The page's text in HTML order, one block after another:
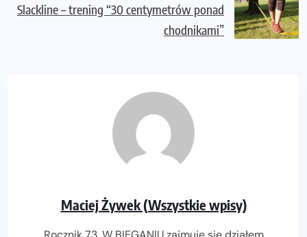
Slackline – trening “30 centymetrów ponad
chodnikami”
Maciej Żywek (Wszystkie wpisy)